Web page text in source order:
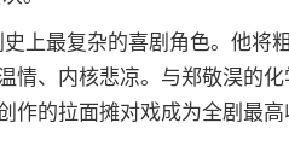
上最复杂的喜剧角色。他将
情、内核悲凉。与郑敬淏的
的拉面摊对戏成为全剧最高